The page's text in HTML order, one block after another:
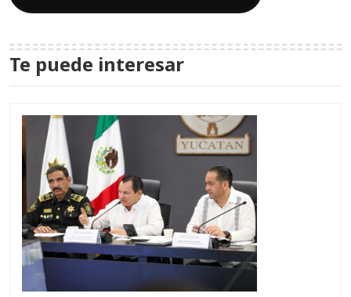
Te puede interesar